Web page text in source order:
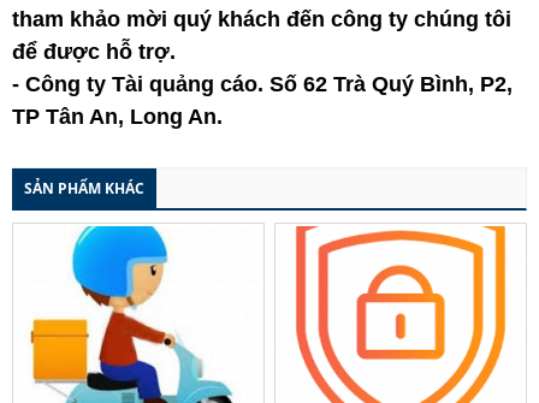
tham khảo mời quý khách đến công ty chúng tôi
để được hỗ trợ.
- Công ty Tài quảng cáo. Số 62 Trà Quý Bình, P2,
TP Tân An, Long An.
SẢN PHẨM KHÁC